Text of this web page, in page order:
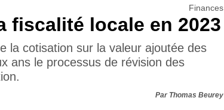
Finances
fiscalité locale en 2023
la cotisation sur la valeur ajoutée des
ans le processus de révision des
Par Thomas Beurey